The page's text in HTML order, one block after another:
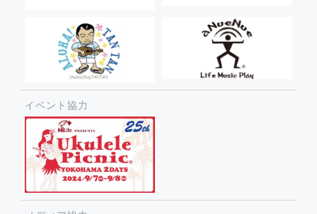
イベント協力